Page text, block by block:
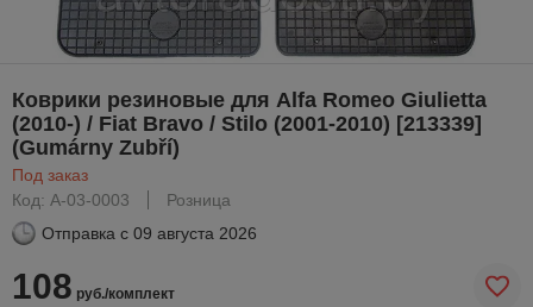
Коврики резиновые для Alfa Romeo Giulietta
(2010-) / Fiat Bravo / Stilo (2001-2010) [213339]
(Gumárny Zubří)
Под заказ
Код: A-03-0003
Розница
Отправка с 09 августа 2026
108 руб./комплект